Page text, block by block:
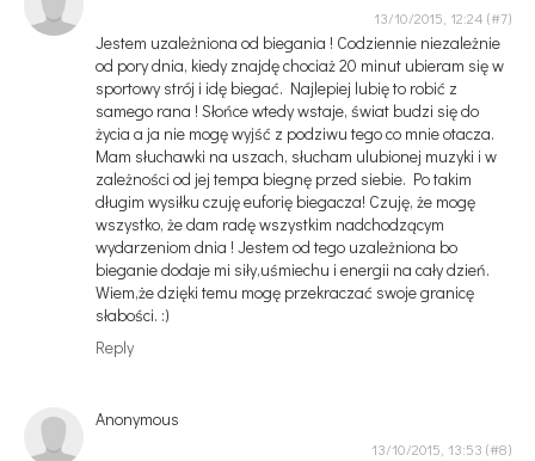
13/10/2015, 12:24
Jestem uzależniona od biegania ! Codziennie niezależnie
od pory dnia, kiedy znajdę chociaż 20 minut ubieram się w
sportowy strój i idę biegać. Najlepiej lubię to robić z
samego rana ! Słońce wtedy wstaje, świat budzi się do
życia a ja nie mogę wyjść z podziwu tego co mnie otacza.
Mam słuchawki na uszach, słucham ulubionej muzyki i w
zależności od jej tempa biegnę przed siebie. Po takim
długim wysiłku czuję euforię biegacza! Czuję, że mogę
wszystko, że dam radę wszystkim nadchodzącym
wydarzeniom dnia ! Jestem od tego uzależniona bo
bieganie dodaje mi siły,uśmiechu i energii na cały dzień.
Wiem,że dzięki temu mogę przekraczać swoje granicę
słabości. :)
Reply
Anonymous
13/10/2015, 13:53